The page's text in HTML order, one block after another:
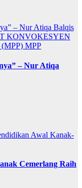
KONVOKESYEN
MPP
– Nur Atiqa
Awal Kanak-
Cemerlang Raih